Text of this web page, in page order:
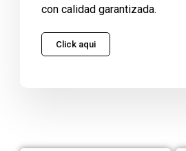
con calidad garantizada.
Click aqui